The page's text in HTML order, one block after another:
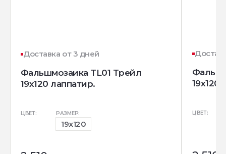
Доставка от 3 дней
Фальшмозаика TL01 Трейл
19x120 лаппатир.
ЦВЕТ: РАЗМЕР:
19x120
19x120
ЦВЕТ: